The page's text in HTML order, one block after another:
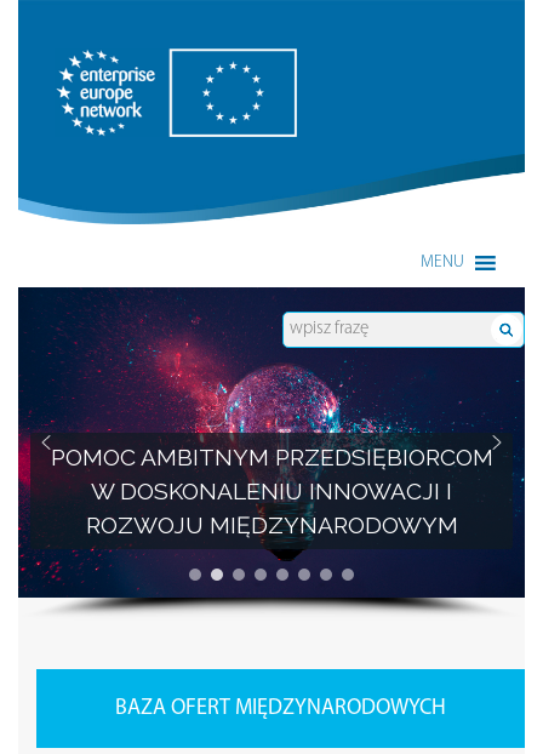
Enterprise Europe Network
MENU
POMOC AMBITNYM PRZEDSIĘBIORCOM
W DOSKONALENIU INNOWACJI I
ROZWOJU MIĘDZYNARODOWYM
BAZA OFERT MIĘDZYNARODOWYCH